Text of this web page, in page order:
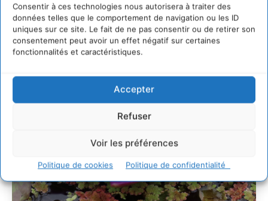
Consentir à ces technologies nous autorisera à traiter des
données telles que le comportement de navigation ou les ID
uniques sur ce site. Le fait de ne pas consentir ou de retirer son
consentement peut avoir un effet négatif sur certaines
fonctionnalités et caractéristiques.
Accepter
Refuser
Voir les préférences
Politique de cookies Politique de confidentialité